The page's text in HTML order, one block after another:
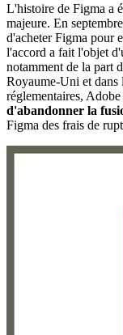
L'histoire de Figma a
majeure. En
d'acheter Figma pour
l'accord a fait l'objet
notamment de la part
Royaume-Uni et dans
réglementaires,
d'abandonner la
Figma des frais de